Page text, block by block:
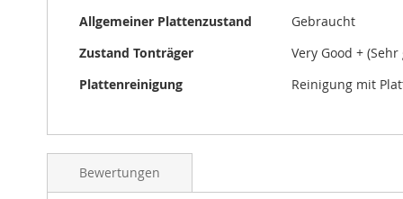
Allgemeiner Plattenzustand
Gebraucht
Zustand Tonträger
Very Good + (Sehr
Plattenreinigung
Reinigung mit
Bewertungen